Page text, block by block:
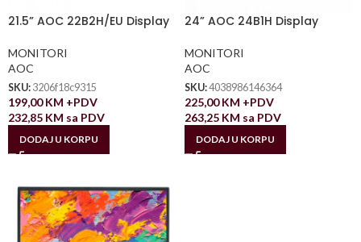
21.5” AOC 22B2H/EU Display
MONITORI
AOC
SKU: 3206f18c9315
199,00KM +PDV
232,85 KM sa PDV
DODAJ U KORPU
24” AOC 24B1H Display
MONITORI
AOC
SKU:4038986146364
225,00KM +PDV
263,25 KM sa PDV
DODAJ U KORPU